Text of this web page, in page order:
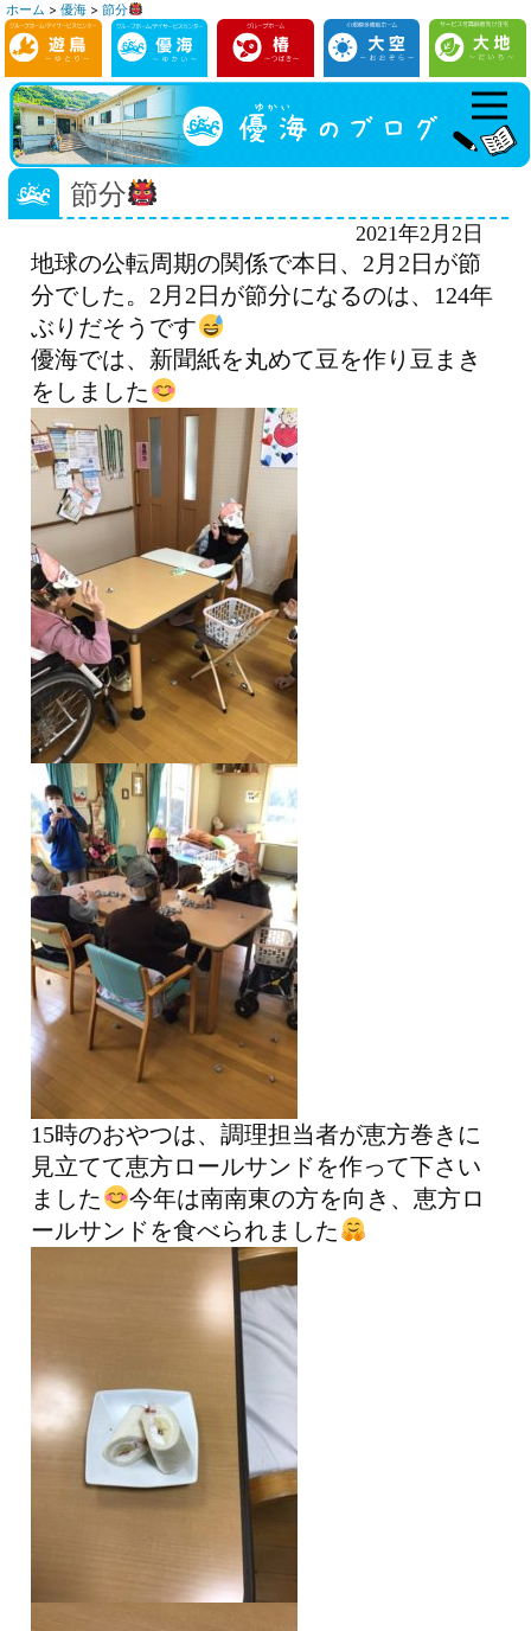
コ
ン
テ
ン
ツ
へ
ス
ホーム > 優海 > 節分
節分
2021年2月2日
地球の公転周期の関係で本日、2月2日が節
分でした。2月2日が節分になるのは、124年
ぶりだそうです
優海では、新聞紙を丸めて豆を作り豆まき
をしました
15時のおやつは、調理担当者が恵方巻きに
見立てて恵方ロールサンドを作って下さい
ました
今年は南南東の方を向き、恵方ロ
ールサンドを食べられました